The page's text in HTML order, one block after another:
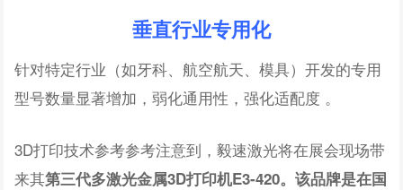
垂直行业专用化
针对特定行业（如牙科、航空航天、模具）开发的专用
型号数量显著增加，弱化通用性，强化适配度 。
3D打印技术参考参考注意到，毅速激光将在展会现场带
来其第三代多激光金属3D打印机E3-420。该品牌是在国